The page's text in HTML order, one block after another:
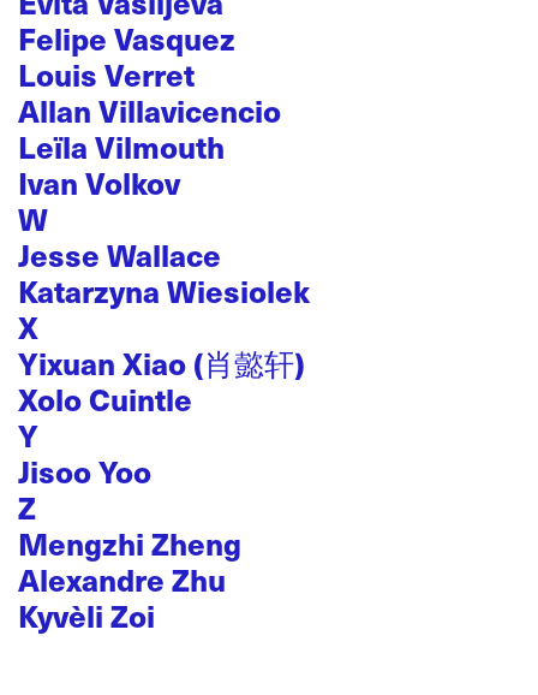
Felipe Vasquez
Louis Verret
Allan Villavicencio
Leïla Vilmouth
Ivan Volkov
W
Jesse Wallace
Katarzyna Wiesiolek
X
Yixuan Xiao (肖懿轩)
Xolo Cuintle
Y
Jisoo Yoo
Z
Mengzhi Zheng
Alexandre Zhu
Kyvèli Zoi